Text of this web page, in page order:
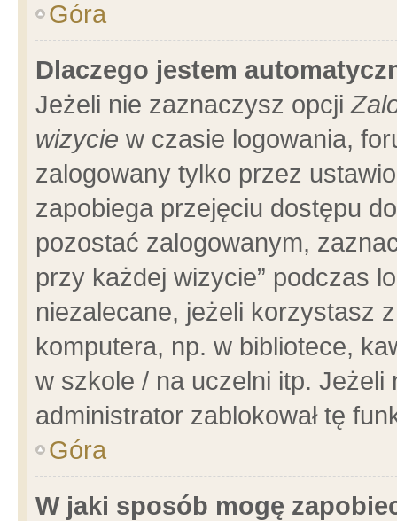
Góra
Dlaczego jestem
Jeżeli nie zaznaczysz opcji
wizycie w czasie logowania,
zalogowany tylko przez
zapobiega przejęciu dostępu
pozostać zalogowanym,
przy każdej wizycie” podczas
niezalecane, jeżeli korzystasz
komputera, np. w bibliotece,
w szkole / na uczelni itp.
administrator zablokował tę
Góra
W jaki sposób mogę